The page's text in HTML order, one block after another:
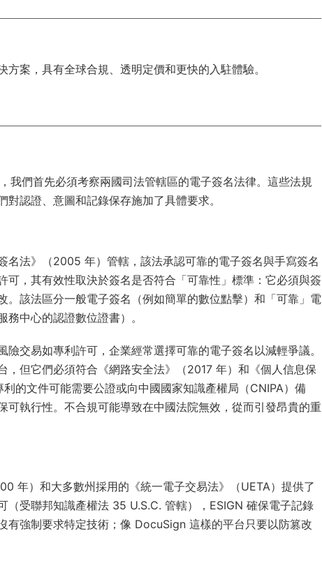
方案，具有全球合規、透明定價和更快的入駐體驗。
們首先必須考察兩國司法管轄區的電子簽名法律。這些法規
認證、意圖和記錄保存施加了具體要求。
名法》（2005 年）管轄，該法承認可靠的電子簽名與手寫簽名
，其有效性取決於簽名是否符合「可靠性」標準：它必須與簽
該法區分一般電子簽名（例如簡單的數位點擊）和「可靠」電
中心的認證數位證書）。
交易如專利許可，企業經常選擇可靠的電子簽名以減輕爭議。
但它們必須符合《網路安全法》（2017 年）和《個人信息保
的文件可能需要公證或向中國國家知識產權局（CNIPA）備
執行性。不合規可能導致在中國法院無效，從而引發昂貴的重
年）和大多數州採用的《統一電子交易法》（UETA）提供了
受聯邦知識產權法 35 U.S.C. 管轄），ESIGN 確保電子記錄
有強制要求特定技術；像 DocuSign 這樣的平台只要以防篡改